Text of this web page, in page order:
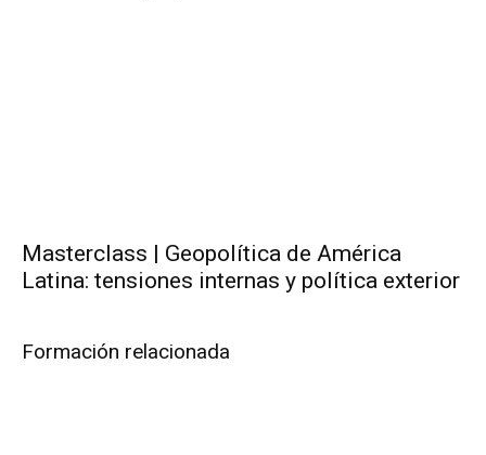
Masterclass | Geopolítica de América
Latina: tensiones internas y política exterior
Formación relacionada